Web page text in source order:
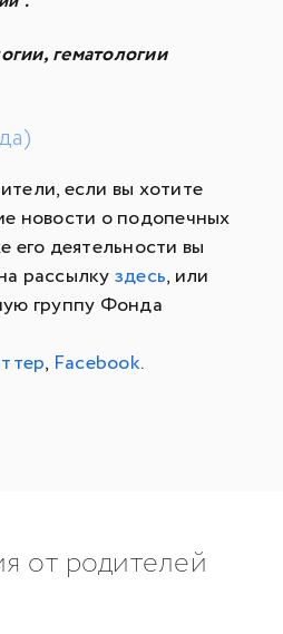
гематологии
если вы хотите
новости о подопечных
деятельности вы
рассылкуздесь, или
группу Фонда
, Facebook.
от родителей